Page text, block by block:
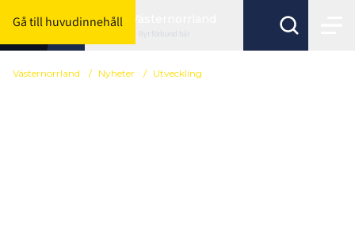
Gå till huvudinnehåll
Byt förbund här
Västernorrland / Nyheter / Utveckling